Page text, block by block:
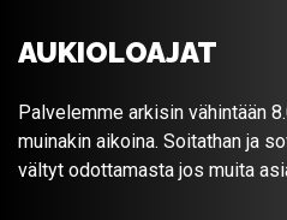
AUKIOLOAJAT
Palvelemme arkisin vähintään
muinakin aikoina. Soitathan ja
vältyt odottamasta jos muita